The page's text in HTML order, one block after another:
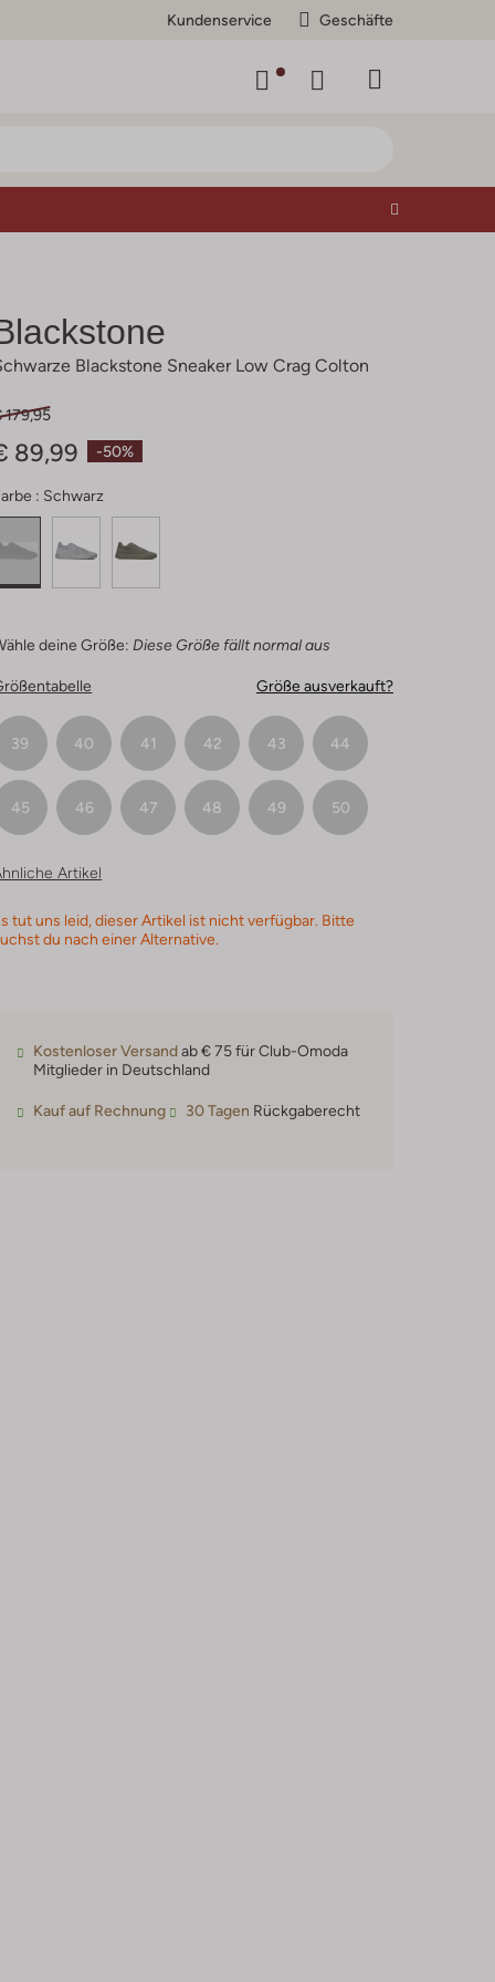
Kundenservice Geschäfte
Blackstone Sneaker Low Crag Colton
-50%
179,95
89,99
: Schwarz
deine Größe: Diese Größe fällt normal aus
Größe ausverkauft?
39 40 41 42 43 44
45 46 47 48 49 50
Artikel
tut uns leid, dieser Artikel ist nicht verfügbar. Bitte
du nach einer Alternative.
Kostenloser Versandab € 75 für Club-Omoda
Mitglieder in Deutschland
Kauf auf Rechnung 30 Tagen Rückgaberecht